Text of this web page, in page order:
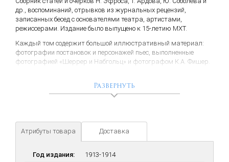
др., воспоминаний, отрывков из журнальных рецензий,
записанных бесед с основателями театра, артистами,
режиссерами. Издание было выпущено к 15-летию МХТ.
Каждый том содержит большой иллюстративный материал:
фотографии постановок и персонажей пьес, выполненные
фотографией «Шеррер и Набгольц» и фотографом К.А. Фишер.
второго тома пришлось выпустить первый том вторым
иллюстрированному журналу «Рампа и жизнь»,
издававшемуся в Москве с апреля 1909 г. по октябрь 1918 г.
Развернуть
Атрибуты товара Доставка
Год издания:
1913-1914